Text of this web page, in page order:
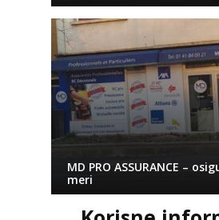
MD PRO ASSURANCE –
meri